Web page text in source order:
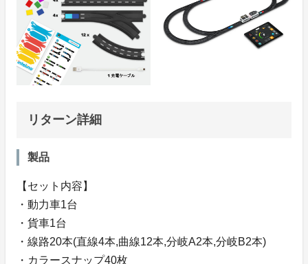
リターン詳細
製品
【セット内容】
・動力車1台
・貨車1台
・線路20本(直線4本,曲線12本,分岐A2本,分岐B2本)
・カラースナップ40枚